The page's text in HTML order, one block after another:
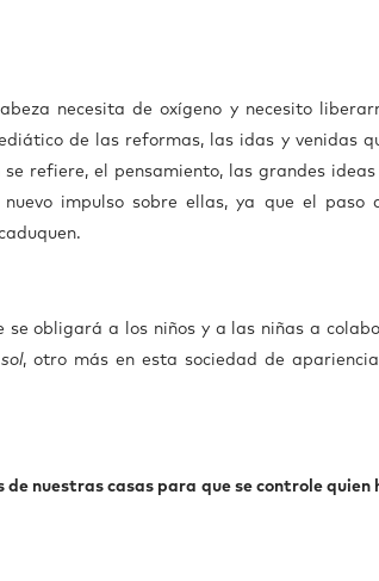
necesita de oxígeno y necesito
de las reformas, las idas y venidas
refiere, el pensamiento, las grandes
impulso sobre ellas, ya que el paso
obligará a los niños y a las niñas a
, otro más en esta sociedad de
nuestras casas para que se controle quien